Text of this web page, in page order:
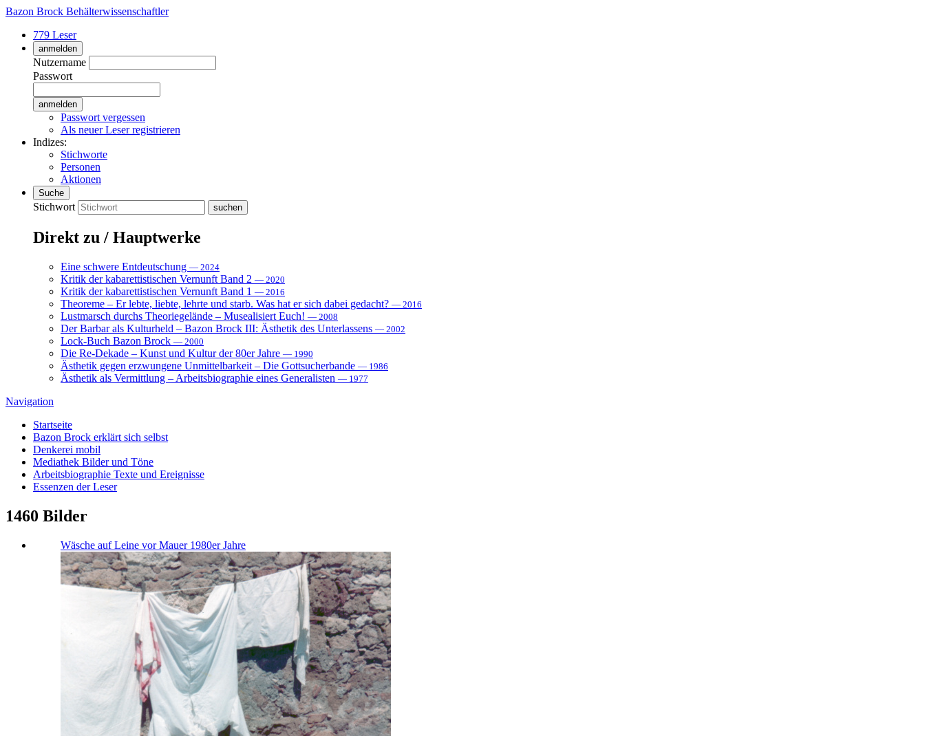
Bazon Brock Behälterwissenschaftler
779 Leser
anmelden
Nutzername
Passwort
Passwort vergessen
Als neuer Leser registrieren
Indizes:
Stichworte
Personen
Aktionen
Suche
Stichwort
Direkt zu / Hauptwerke
Eine schwere Entdeutschung — 2024
Kritik der kabarettistischen Vernunft Band 2 — 2020
Kritik der kabarettistischen Vernunft Band 1 — 2016
Theoreme – Er lebte, liebte, lehrte und starb. Was hat er sich dabei gedacht? — 2016
Lustmarsch durchs Theoriegelände – Musealisiert Euch! — 2008
Der Barbar als Kulturheld – Bazon Brock III: Ästhetik des Unterlassens — 2002
Lock-Buch Bazon Brock — 2000
Die Re-Dekade – Kunst und Kultur der 80er Jahre — 1990
Ästhetik gegen erzwungene Unmittelbarkeit – Die Gottsucherbande — 1986
Ästhetik als Vermittlung – Arbeitsbiographie eines Generalisten — 1977
Navigation
Startseite
Bazon Brock erklärt sich selbst
Denkerei mobil
Mediathek Bilder und Töne
Arbeitsbiographie Texte und Ereignisse
Essenzen der Leser
1460 Bilder
Wäsche auf Leine vor Mauer 1980er Jahre